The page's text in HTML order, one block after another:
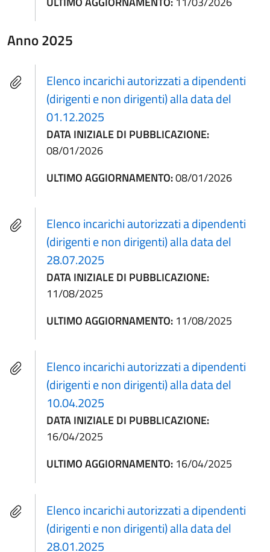
Anno 2025
Elenco incarichi autorizzati a dipendenti
(dirigenti e non dirigenti) alla data del
01.12.2025
DATA INIZIALE DI PUBBLICAZIONE:
08/01/2026
ULTIMO AGGIORNAMENTO:08/01/2026
Elenco incarichi autorizzati a dipendenti
(dirigenti e non dirigenti) alla data del
28.07.2025
DATA INIZIALE DI PUBBLICAZIONE:
11/08/2025
ULTIMO AGGIORNAMENTO: 11/08/2025
Elenco incarichi autorizzati a dipendenti
(dirigenti e non dirigenti) alla data del
10.04.2025
DATA INIZIALE DI PUBBLICAZIONE:
16/04/2025
ULTIMO AGGIORNAMENTO: 16/04/2025
Elenco incarichi autorizzati a dipendenti
(dirigenti e non dirigenti) alla data del
28.01.2025